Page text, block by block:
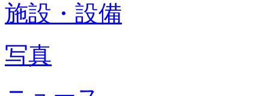
施設・設備
写真